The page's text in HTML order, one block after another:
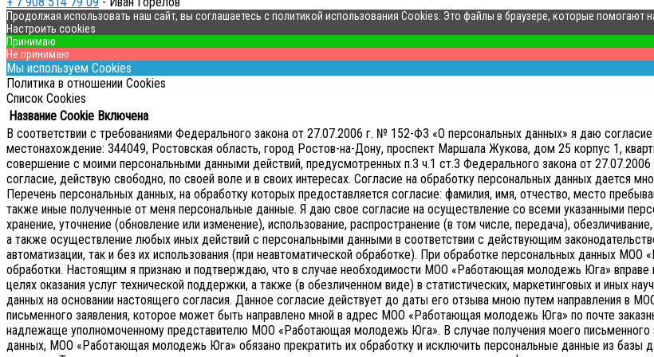
Продолжая использовать наш сайт, вы соглашаетесь с политикой использования Cookies. Это файлы в браузере, которые помогают
Настроить cookies
Принимаю
Не принимаю
Мы используем Cookies
Политика в отношении Cookies
Список Cookies
Название Cookie Включена
В соответствии с требованиями Федерального закона от 27.07.2006 г. № 152-ФЗ «О персональных данных» я даю
местонахождение: 344049, Ростовская область, город Ростов-на-Дону, проспект Маршала Жукова, дом 25 корпус 1,
совершение с моими персональными данными действий, предусмотренных п.3 ч.1 ст.3 Федерального закона от
согласие, действую свободно, по своей воле и в своих интересах. Согласие на обработку персональных данных дается
Перечень персональных данных, на обработку которых предоставляется согласие: фамилия, имя, отчество, место
также иные полученные от меня персональные данные. Я даю свое согласие на осуществление со всеми указанными
хранение, уточнение (обновление или изменение), использование, распространение (в том числе, передача),
а также осуществление любых иных действий с персональными данными в соответствии с действующим
автоматизации, так и без их использования (при неавтоматической обработке). При обработке персональных данных
обработки. Настоящим я признаю и подтверждаю, что в случае необходимости МОО «Работающая молодежь Юга» вправе
целях оказания услуг технической поддержки, а также (в обезличенном виде) в статистических, маркетинговых и иных
данных на основании настоящего согласия. Данное согласие действует до даты его отзыва мною путем направления в
письменного заявления, которое может быть направлено мной в адрес МОО «Работающая молодежь Юга» по почте
надлежаще уполномоченному представителю МОО «Работающая молодежь Юга». В случае получения моего
данных, МОО «Работающая молодежь Юга» обязано прекратить их обработку и исключить персональные данные из базы